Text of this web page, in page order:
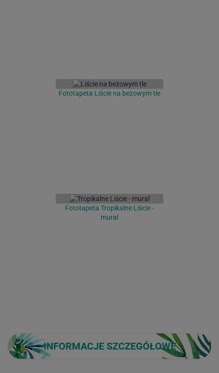
Fototapeta Liście na beżowym tle
Fototapeta Tropikalne Liście -
mural
INFORMACJE SZCZEGÓŁOWE